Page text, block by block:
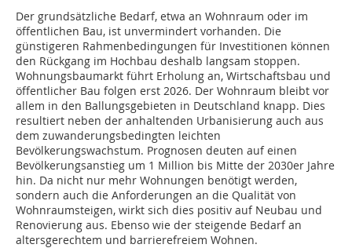
Der grundsätzliche Bedarf, etwa an Wohnraum oder im
öffentlichen Bau, ist unvermindert vorhanden. Die
günstigeren Rahmenbedingungen für Investitionen können
den Rückgang im Hochbau deshalb langsam stoppen.
Wohnungsbaumarkt führt Erholung an, Wirtschaftsbau und
öffentlicher Bau folgen erst 2026. Der Wohnraum bleibt vor
allem in den Ballungsgebieten in Deutschland knapp. Dies
resultiert neben der anhaltenden Urbanisierung auch aus
dem zuwanderungsbedingten leichten
Bevölkerungswachstum. Prognosen deuten auf einen
Bevölkerungsanstieg um 1 Million bis Mitte der 2030er Jahre
hin. Da nicht nur mehr Wohnungen benötigt werden,
sondern auch die Anforderungen an die Qualität von
Wohnraumsteigen, wirkt sich dies positiv auf Neubau und
Renovierung aus. Ebenso wie der steigende Bedarf an
altersgerechtem und barrierefreiem Wohnen.